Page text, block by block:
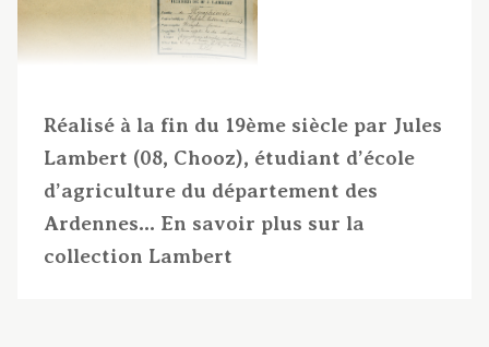
Réalisé à la fin du 19ème siècle par Jules
Lambert (08, Chooz), étudiant d’école
d’agriculture du département des
Ardennes... En savoir plus sur la
collection Lambert